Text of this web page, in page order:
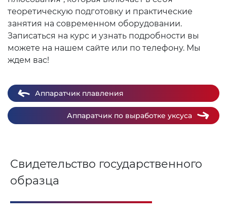
теоретическую подготовку и практические
занятия на современном оборудовании.
Записаться на курс и узнать подробности вы
можете на нашем сайте или по телефону. Мы
ждем вас!
Аппаратчик плавления
Аппаратчик по выработке уксуса
Свидетельство государственного
образца